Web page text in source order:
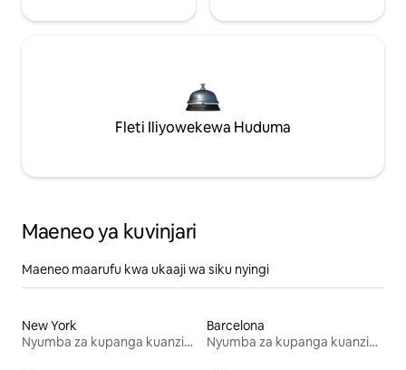
Fleti Iliyowekewa Huduma
Maeneo ya kuvinjari
Maeneo maarufu kwa ukaaji wa siku nyingi
New York
Nyumba za kupanga kuanzia mwezi mmoja
Barcelona
Nyumba za kupanga kuanzia mwezi mmoja